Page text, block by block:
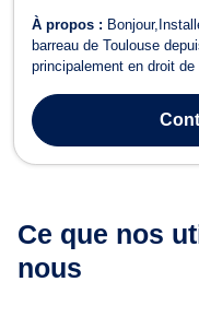
À propos :
barreau de Toulouse
principalement en droit
voisinage, de conflits
également en droit du d...
Ce que nos
nous